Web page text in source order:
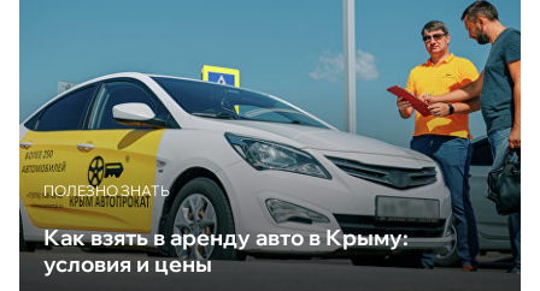
ПОЛЕЗНО ЗНАТЬ
Как взять в аренду авто в Крыму:
условия и цены